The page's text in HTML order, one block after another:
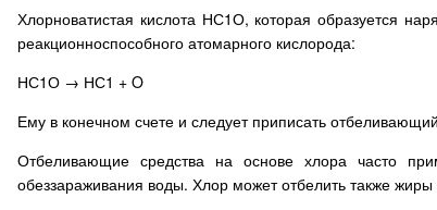
Хлорноватистая кислота НС1О, которая образуется
реакционноспособного атомарного кислорода:
НС1О → НС1 + O
Ему в конечном счете и следует приписать
Отбеливающие средства на основе хлора часто
обеззараживания воды. Хлор может отбелить также